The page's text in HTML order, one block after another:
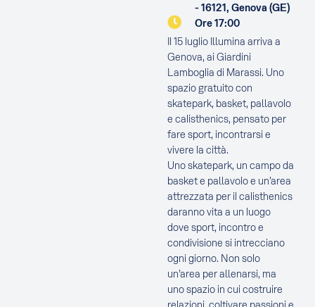
- 16121, Genova (GE)
Ore 17:00
Il 15 luglio Illumina arriva a
Genova, ai Giardini
Lamboglia di Marassi. Uno
spazio gratuito con
skatepark, basket, pallavolo
e calisthenics, pensato per
fare sport, incontrarsi e
vivere la città.
Uno skatepark, un campo da
basket e pallavolo e un’area
attrezzata per il calisthenics
daranno vita a un luogo
dove sport, incontro e
condivisione si intrecciano
ogni giorno. Non solo
un’area per allenarsi, ma
uno spazio in cui costruire